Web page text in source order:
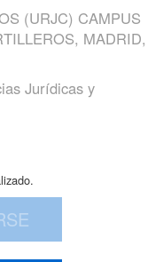
(URJC) CAMPUS
MADRID,
Jurídicas y